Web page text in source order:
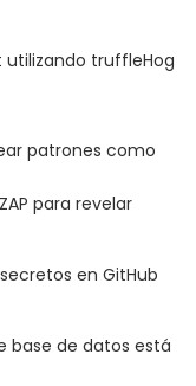
utilizando truffleHog
patrones como
para revelar
en GitHub
base de datos está